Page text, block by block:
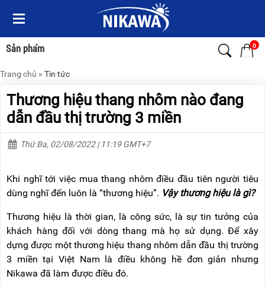
Sản phẩm 0
Menu
Sản
phẩm
TRANG
THANG
NHÔM
XE
BỘ
HIỂM
TỰ
XE
NÂNG
Menu
Sản
phẩm
TRANG
THANG
NHÔM
THANG
THANG
NHÔM
ĐÌNH
THANG
NHÔM
GẤP
(THANG
Trang chủ » Tin tức
Thương hiệu thang nhôm nào đang
dẫn đầu thị trường 3 miền
Thứ Ba, 02/08/2022 | 11:19 GMT+7
Khi nghĩ tới việc mua thang nhôm điều đầu tiên người tiêu
dùng nghĩ đến luôn là “thương hiệu”. Vậy thương hiệu là gì?
Thương hiệu là thời gian, là công sức, là sự tin tưởng của
khách hàng đối với dòng thang mà họ sử dụng. Để xây
dựng được một thương hiệu thang nhôm dẫn đầu thị trường
3 miền tại Việt Nam là điều không hề đơn giản nhưng
Nikawa đã làm được điều đó.